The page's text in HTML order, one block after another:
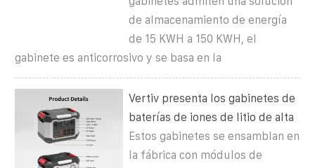
de almacenamiento de energía
de 15 KWH a 150 KWH, el
gabinete es anticorrosivo y se basa en la
Vertiv presenta los gabinetes de
baterías de iones de litio de alta
Estos gabinetes se ensamblan en
la fábrica con módulos de